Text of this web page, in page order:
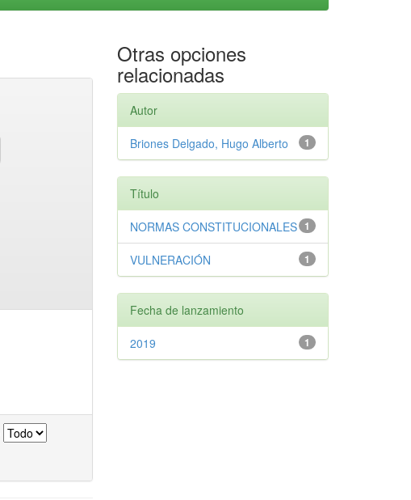
Otras opciones
relacionadas
Autor
1
Briones Delgado, Hugo Alberto
Título
1
NORMAS CONSTITUCIONALES
1
VULNERACIÓN
Fecha de lanzamiento
1
2019